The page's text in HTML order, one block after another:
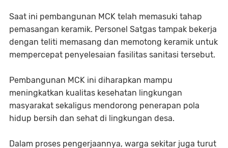
Saat ini pembangunan MCK telah memasuki tahap
pemasangan keramik. Personel Satgas tampak bekerja
dengan teliti memasang dan memotong keramik untuk
mempercepat penyelesaian fasilitas sanitasi tersebut.
Pembangunan MCK ini diharapkan mampu
meningkatkan kualitas kesehatan lingkungan
masyarakat sekaligus mendorong penerapan pola
hidup bersih dan sehat di lingkungan desa.
Dalam proses pengerjaannya, warga sekitar juga turut